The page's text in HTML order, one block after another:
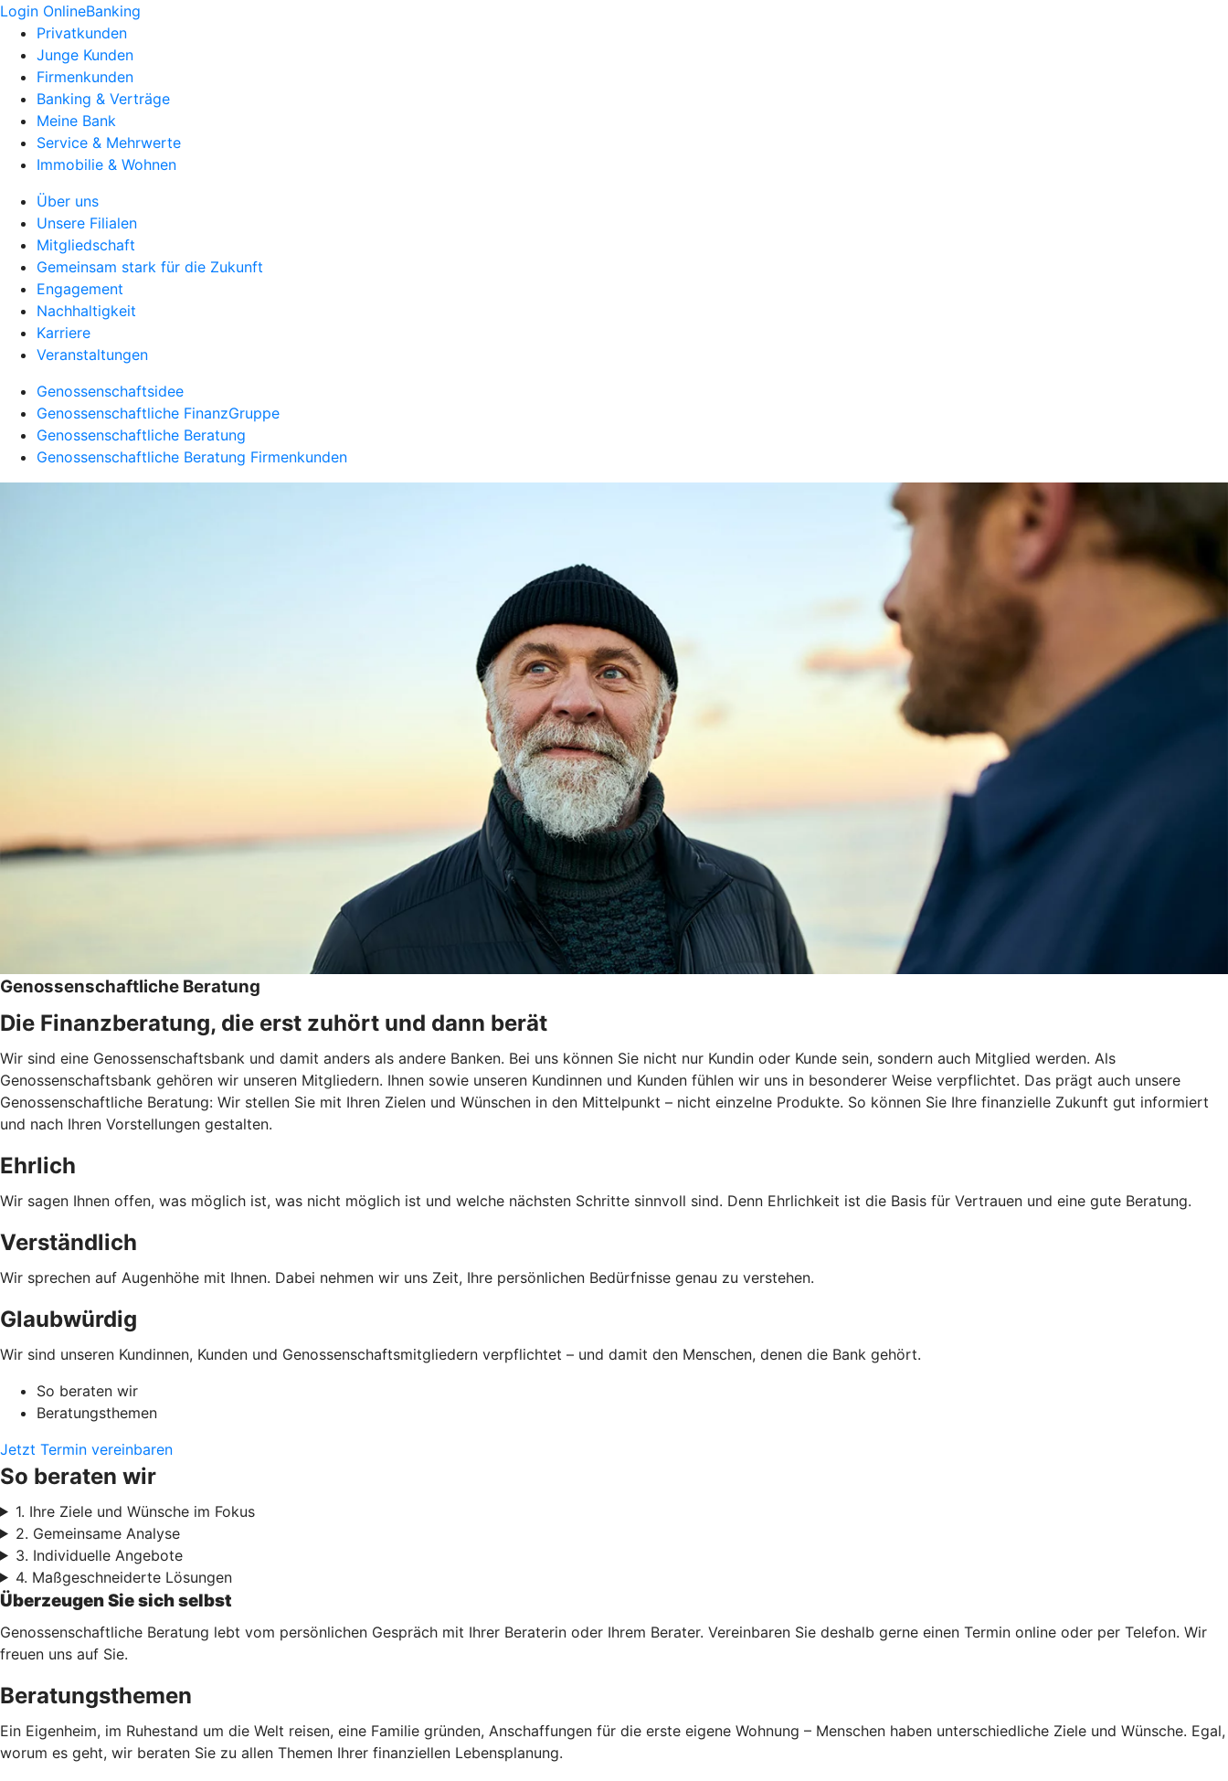
Login OnlineBanking
Privatkunden
Junge Kunden
Firmenkunden
Banking & Verträge
Meine Bank
Service & Mehrwerte
Immobilie & Wohnen
Über uns
Unsere Filialen
Mitgliedschaft
Gemeinsam stark für die Zukunft
Engagement
Nachhaltigkeit
Karriere
Veranstaltungen
Genossenschaftsidee
Genossenschaftliche FinanzGruppe
Genossenschaftliche Beratung
Genossenschaftliche Beratung Firmenkunden
Genossenschaftliche Beratung
Die Finanzberatung, die erst zuhört und dann berät
Wir sind eine Genossenschaftsbank und damit anders als andere Banken. Bei uns können Sie nicht nur Kundin oder Kunde sein, sondern auch Mitglied werden. Als
Genossenschaftsbank gehören wir unseren Mitgliedern. Ihnen sowie unseren Kundinnen und Kunden fühlen wir uns in besonderer Weise verpflichtet. Das prägt auch unsere
Genossenschaftliche Beratung: Wir stellen Sie mit Ihren Zielen und Wünschen in den Mittelpunkt – nicht einzelne Produkte. So können Sie Ihre finanzielle Zukunft gut informiert
und nach Ihren Vorstellungen gestalten.
Ehrlich
Wir sagen Ihnen offen, was möglich ist, was nicht möglich ist und welche nächsten Schritte sinnvoll sind. Denn Ehrlichkeit ist die Basis für Vertrauen und eine gute Beratung.
Verständlich
Wir sprechen auf Augenhöhe mit Ihnen. Dabei nehmen wir uns Zeit, Ihre persönlichen Bedürfnisse genau zu verstehen.
Glaubwürdig
Wir sind unseren Kundinnen, Kunden und Genossenschaftsmitgliedern verpflichtet – und damit den Menschen, denen die Bank gehört.
So beraten wir
Beratungsthemen
Jetzt Termin vereinbaren
So beraten wir
1. Ihre Ziele und Wünsche im Fokus
2. Gemeinsame Analyse
3. Individuelle Angebote
4. Maßgeschneiderte Lösungen
Überzeugen Sie sich selbst
Genossenschaftliche Beratung lebt vom persönlichen Gespräch mit Ihrer Beraterin oder Ihrem Berater. Vereinbaren Sie deshalb gerne einen Termin online oder per Telefon. Wir
freuen uns auf Sie.
Beratungsthemen
Ein Eigenheim, im Ruhestand um die Welt reisen, eine Familie gründen, Anschaffungen für die erste eigene Wohnung – Menschen haben unterschiedliche Ziele und Wünsche. Egal,
worum es geht, wir beraten Sie zu allen Themen Ihrer finanziellen Lebensplanung.